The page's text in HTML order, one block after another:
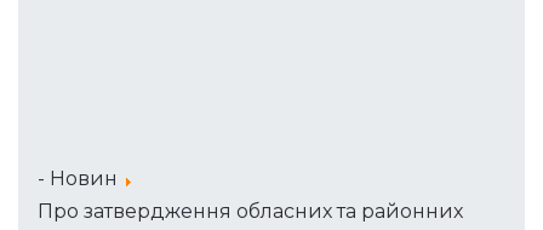
- Новин
Про затвердження обласних та районних